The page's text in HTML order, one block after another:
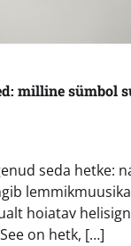
milline sümbol
seda hetke:
hoiatav
on hetk, […]